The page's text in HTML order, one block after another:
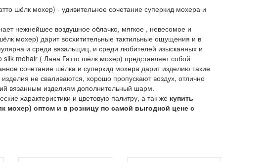
шёлк мохер) - удивительное сочетание суперкид мохера и
нежнейшее воздушное облачко, мягкое , невесомое и
мохер) дарит восхитительные тактильные ощущения и в
и среди вязальщиц, и среди любителей изысканных и
mohair ( Лана Гатто шёлк мохер) представляет собой
сочетание шёлка и суперкид мохера дарит изделию такие
не сваливаются, хорошо пропускают воздух, отлично
вязанным изделиям дополнительный шарм.
характеристики и цветовую палитру, а так же купить
мохер) оптом и в розницу по самой выгодной цене с